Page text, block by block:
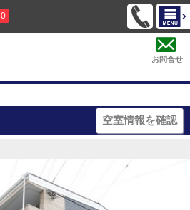
0
お問合せ
空室情報を確認